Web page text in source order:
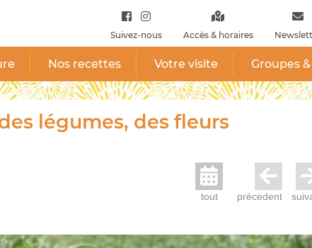
Suivez-nous Accès & horaires
Nos recettes Votre visite Groupes
légumes, des fleurs
tout précedent